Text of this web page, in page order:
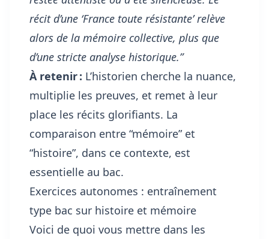
récit d’une ‘France toute résistante’ relève
alors de la mémoire collective, plus que
d’une stricte analyse historique.”
À retenir : L’historien cherche la nuance,
multiplie les preuves, et remet à leur
place les récits glorifiants. La
comparaison entre “mémoire” et
“histoire”, dans ce contexte, est
essentielle au bac.
Exercices autonomes : entraînement
type bac sur histoire et mémoire
Voici de quoi vous mettre dans les